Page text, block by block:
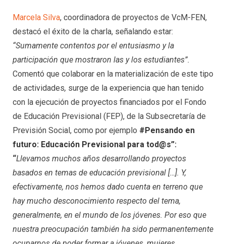
Marcela Silva, coordinadora de proyectos de VcM-FEN,
destacó el éxito de la charla, señalando estar:
“Sumamente contentos por el entusiasmo y la
participación que mostraron las y los estudiantes”.
Comentó que colaborar en la materialización de este tipo
de actividades, surge de la experiencia que han tenido
con la ejecución de proyectos financiados por el Fondo
de Educación Previsional (FEP), de la Subsecretaría de
Previsión Social, como por ejemplo #Pensando en
futuro: Educación Previsional para tod@s”:
“Llevamos muchos años desarrollando proyectos
basados en temas de educación previsional […]. Y,
efectivamente, nos hemos dado cuenta en terreno que
hay mucho desconocimiento respecto del tema,
generalmente, en el mundo de los jóvenes. Por eso que
nuestra preocupación también ha sido permanentemente